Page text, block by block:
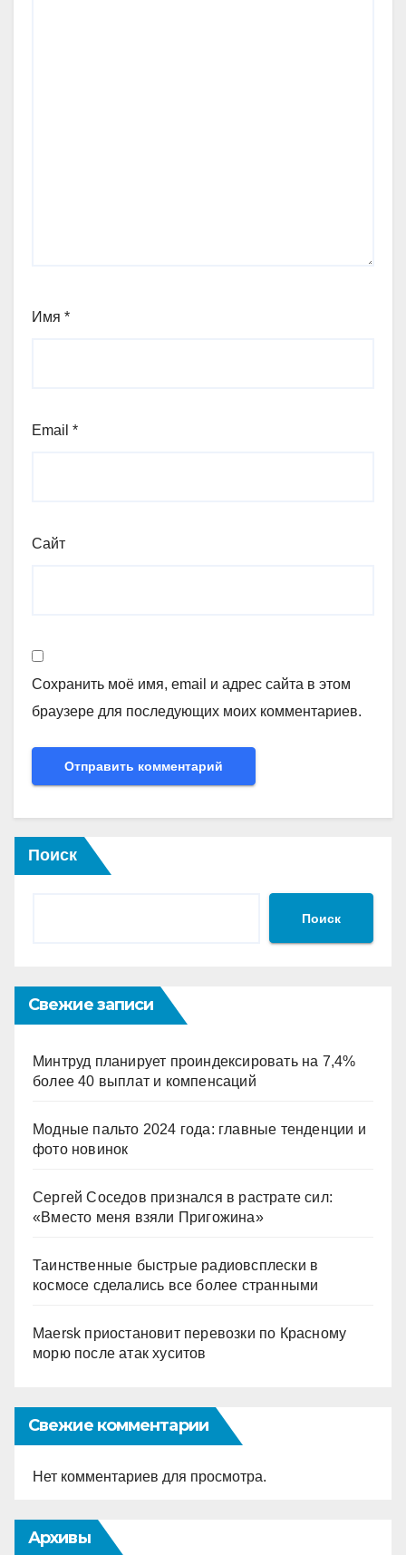
Имя *
Email *
Сайт
Сохранить моё имя, email и адрес сайта в этом
браузере для последующих моих комментариев.
Поиск
Поиск
Свежие записи
Минтруд планирует проиндексировать на 7,4%
более 40 выплат и компенсаций
Модные пальто 2024 года: главные тенденции и
фото новинок
Сергей Соседов признался в растрате сил:
«Вместо меня взяли Пригожина»
Таинственные быстрые радиовсплески в
космосе сделались все более странными
Maersk приостановит перевозки по Красному
морю после атак хуситов
Свежие комментарии
Нет комментариев для просмотра.
Архивы